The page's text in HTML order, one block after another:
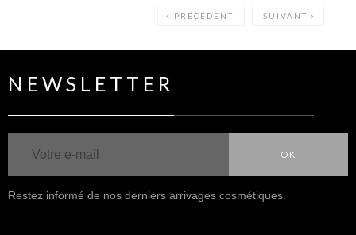
PRÉCÉDENT SUIVANT
NEWSLETTER
OK
Restez informé de nos derniers arrivages cosmétiques.